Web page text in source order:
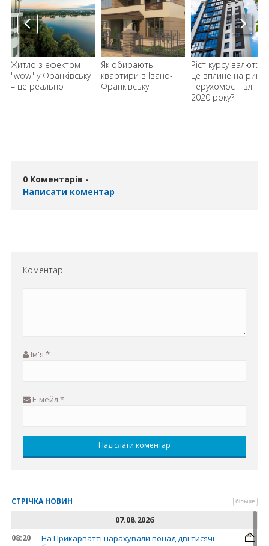
Житло з ефектом
"wow" у Франківську
– це реально
Як обирають
квартири в Івано-
Франківську
Ріст курсу валют: як
це вплине на ринок
нерухомості влітку
2020 року?
0 Коментарів -
Написати коментар
Коментар
Ім'я *
Е-мейл *
СТРІЧКА НОВИН більше
07.08.2026
08:20
На Прикарпатті нарахували понад дві тисячі